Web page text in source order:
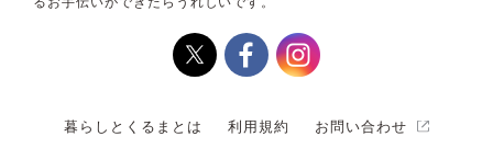
暮らしとくるまとは 利用規約 お問い合わせ